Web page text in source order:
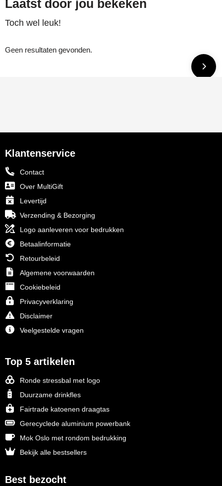
Laatst door jou bekeken
Toch wel leuk!
Geen resultaten gevonden.
Klantenservice
Contact
Over MultiGift
Levertijd
Verzending & Bezorging
Logo aanleveren voor bedrukken
Betaalinformatie
Retourbeleid
Algemene voorwaarden
Cookiebeleid
Privacyverklaring
Disclaimer
Veelgestelde vragen
Top 5 artikelen
Ronde stressbal met logo
Duurzame drinkfles
Fairtrade katoenen draagtas
Gerecyclede aluminium powerbank
Mok Oslo met rondom bedrukking
Bekijk alle bestsellers
Best bezocht